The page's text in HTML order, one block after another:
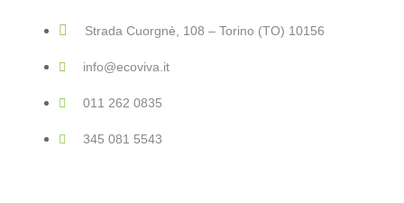
Strada Cuorgnè, 108 – Torino (TO) 10156
info@ecoviva.it
011 262 0835
345 081 5543